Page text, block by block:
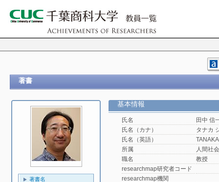
著書
著書名
基本情報
氏名
田中 信
氏名（カナ）
タナカ
氏名（英語）
所属
人間社
職名
教授
researchmap研究者コード
researchmap機関